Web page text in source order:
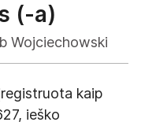
(-a)
Wojciechowski
kaip
ieško